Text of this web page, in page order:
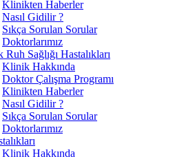
Klinikten Haberler
Nasıl Gidilir ?
Sıkça Sorulan Sorular
Doktorlarımız
Ruh Sağlığı Hastalıkları
Klinik Hakkında
Doktor Çalışma Programı
Klinikten Haberler
Nasıl Gidilir ?
Sıkça Sorulan Sorular
Doktorlarımız
Klinik Hakkında